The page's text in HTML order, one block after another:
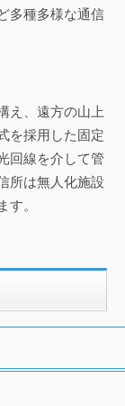
多種多様な通信
え、遠方の山上
を採用した固定
回線を介して管
所は無人化施設
。